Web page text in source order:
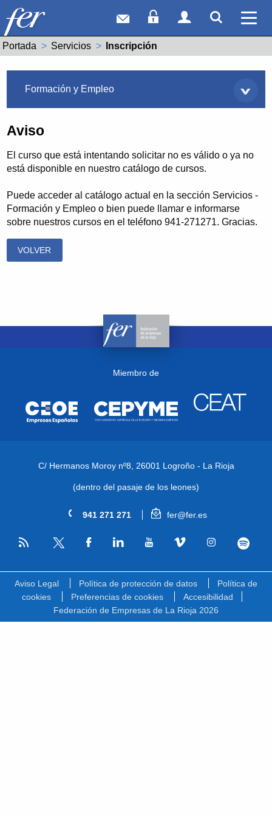
Correo webAcceso Socios
Acceso
Portada Servicios Actual:
Inscripción
Formación y Empleo
Aviso
El curso que está intentando solicitar no es válido o ya no
está disponible en nuestro catálogo de cursos.
Puede acceder al catálogo actual en la sección Servicios -
Formación y Empleo o bien puede llamar e informarse
sobre nuestros cursos en el teléfono 941-271271. Gracias.
VOLVER
Miembro de
C/ Hermanos Moroy nº8, 26001 Logroño - La Rioja
(dentro del pasaje de los leones)
941 271 271 fer@fer.es
RSS
Aviso Legal Política de protección de datos
Política de
cookies
Preferencias de cookies
Accesibilidad
Federación de Empresas de La Rioja 2026